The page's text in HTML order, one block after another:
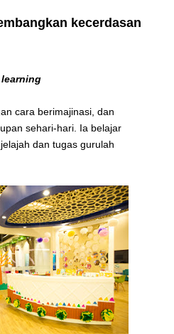
kecerdasan
cara berimajinasi, dan
sehari-hari. Ia belajar
dan tugas gurulah